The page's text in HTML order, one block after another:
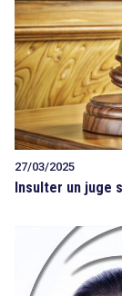
27/03/2025
Insulter un juge